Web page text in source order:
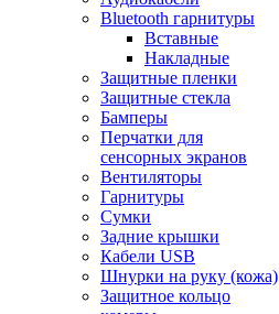
Bluetooth гарнитуры
Вставные
Накладные
Защитные пленки
Защитные стекла
Бамперы
Перчатки для
сенсорных экранов
Вентиляторы
Гарнитуры
Сумки
Задние крышки
Кабели USB
Шнурки на руку (кожа)
Защитное кольцо